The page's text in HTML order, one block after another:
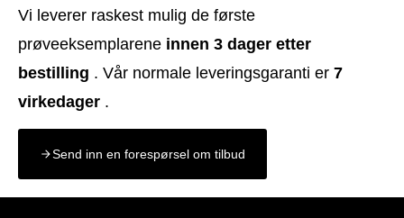
Vi leverer raskest mulig de første
prøveeksemplarene innen 3 dager etter
bestilling . Vår normale leveringsgaranti er 7
virkedager .
Send inn en forespørsel om tilbud